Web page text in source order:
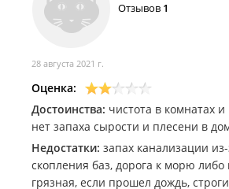
Отзывов 1
28 августа 2021 г.
Оценка:
Достоинства: чистота в комнатах
нет запаха сырости и плесени в
Недостатки: запах канализации
скопления баз, дорога к морю
грязная, если прошел дождь,